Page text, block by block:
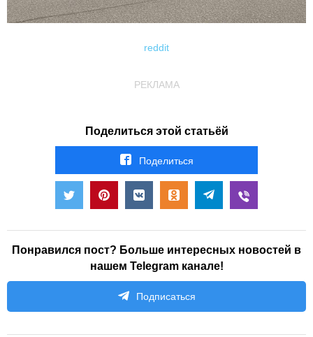
reddit
РЕКЛАМА
Поделиться этой статьёй
Поделиться
Понравился пост? Больше интересных новостей в
нашем Telegram канале!
Подписаться